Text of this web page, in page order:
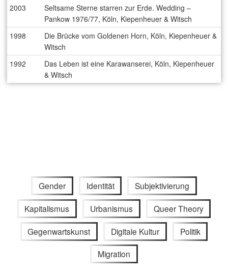
2003
Seltsame Sterne starren zur Erde. Wedding –
Pankow 1976/77, Köln, Kiepenheuer & Witsch
1998
Die Brücke vom Goldenen Horn, Köln, Kiepenheuer &
Witsch
1992
Das Leben ist eine Karawanserei, Köln, Kiepenheuer
& Witsch
Gender Identität Subjektivierung
Kapitalismus Urbanismus Queer Theory
Gegenwartskunst Digitale Kultur Politik
Migration